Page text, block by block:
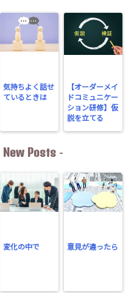
気持ちよく話せ
ているときは
【オーダーメイ
ドコミュニケー
ション研修】仮
説を立てる
New Posts -
変化の中で 意見が違ったら